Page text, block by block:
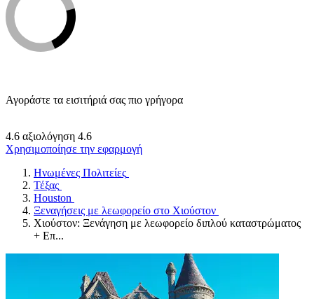
Αγοράστε τα εισιτήριά σας πιο γρήγορα
4.6 αξιολόγηση 4.6
Χρησιμοποίησε την εφαρμογή
Ηνωμένες Πολιτείες
Τέξας
Houston
Ξεναγήσεις με λεωφορείο στο Χιούστον
Χιούστον: Ξενάγηση με λεωφορείο διπλού καταστρώματος
+ Επ...